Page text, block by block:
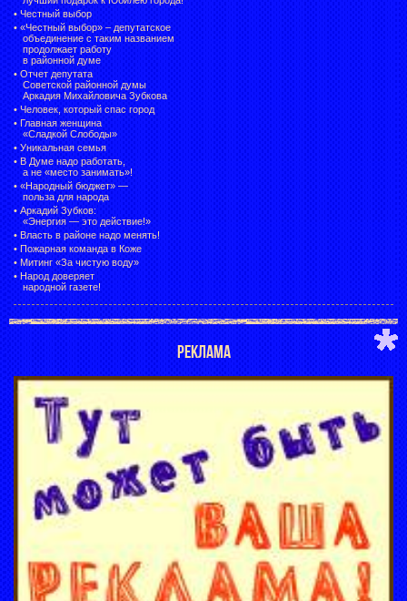
• Честный выбор
• «Честный выбор» – депутатское
объединение с таким названием
продолжает работу
в районной думе
• Отчет депутата
Советской районной думы
Аркадия Михайловича Зубкова
• Человек, который спас город
• Главная женщина
«Сладкой Слободы»
• Уникальная семья
• В Думе надо работать,
а не «место занимать»!
• «Народный бюджет» —
польза для народа
• Аркадий Зубков:
«Энергия — это действие!»
• Власть в районе надо менять!
• Пожарная команда в Коже
• Митинг «За чистую воду»
• Народ доверяет
народной газете!
РЕКЛАМА